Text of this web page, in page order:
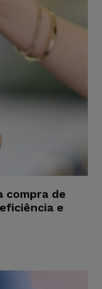
compra de
e